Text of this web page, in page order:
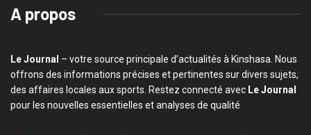
A propos
Le Journal – votre source principale d’actualités à Kinshasa. Nous
offrons des informations précises et pertinentes sur divers sujets,
des affaires locales aux sports. Restez connecté avec Le Journal
pour les nouvelles essentielles et analyses de qualité